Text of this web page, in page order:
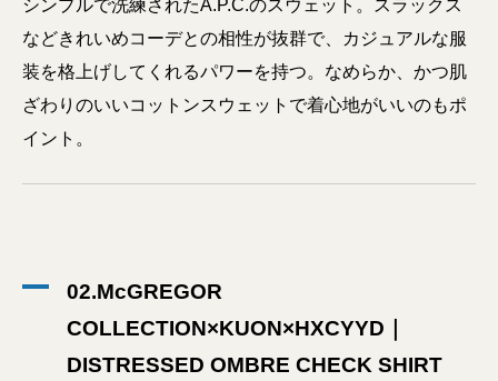
シンプルで洗練されたA.P.C.のスウェット。スラックス
などきれいめコーデとの相性が抜群で、カジュアルな服
装を格上げしてくれるパワーを持つ。なめらか、かつ肌
ざわりのいいコットンスウェットで着心地がいいのもポ
イント。
02.McGREGOR
COLLECTION×KUON×HXCYYD｜
DISTRESSED OMBRE CHECK SHIRT